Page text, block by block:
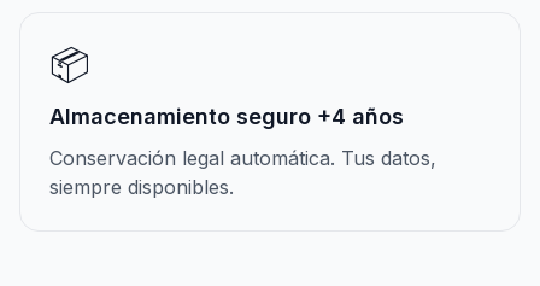
📦
Almacenamiento seguro +4 años
Conservación legal automática. Tus datos,
siempre disponibles.